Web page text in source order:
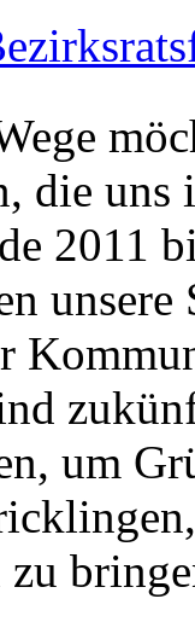
die uns
2011
um
zu